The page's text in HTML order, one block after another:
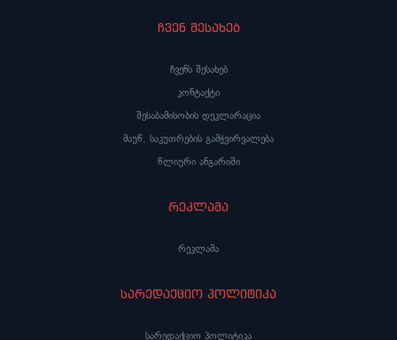
ჩვენ შესახებ
ჩვენს შესახებ
კონტაქტი
შესაბამისობის დეკლარაცია
მაუწ. საკუთრების გამჭვირვალება
წლიური ანგარიში
რეკლამა
რეკლამა
სარედაქციო პოლიტიკა
სარედაქციო პოლიტიკა